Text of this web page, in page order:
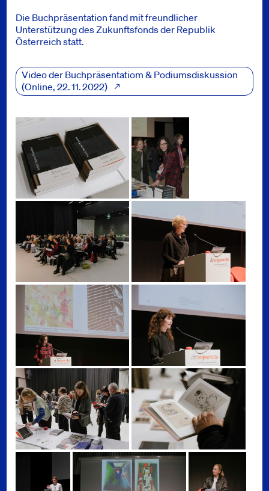
Die Buchpräsentation fand mit freundlicher
Unterstützung des Zukunftsfonds der Republik
Österreich statt.
Presse
Video der Buchpräsentatiom & Podiumsdiskussion
Online, 22. 11. 2022
Bilder
Friedl Dicker-Brandeis. Werke aus der Sammlung der Universität
Kunstsammlung und Archiv, Universität für angewandte Kunst Wien, Foto: Lea Sonderegger
Buchpräsentation und
Kunstsammlung und Archiv, Universität für
Buchpräsentation und Podiumsdiskussion
Kunstsammlung und Archiv, Universität für angewandte Kunst Wien, Foto: Lea Sonderegger
Begrüßung, Linda Schädler (Leitung
Einführung, Cosima Rainer (Leitung Kunstsammlung und Archiv,
Kunstsammlung und Archiv, Universität für angewandte Kunst Wien, Foto: Lea Sonderegger
Vorstellung der Publikation, Eva
Kunstsammlung und Archiv, Universität für
Buchpräsentation und Podiumsdiskussion
Kunstsammlung und Archiv, Universität für angewandte Kunst Wien, Foto: Lea Sonderegger
Einblick in die Publikation
Kunstsammlung und Archiv, Universität für